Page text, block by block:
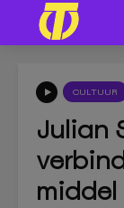
CULTUUR
Julian
middel